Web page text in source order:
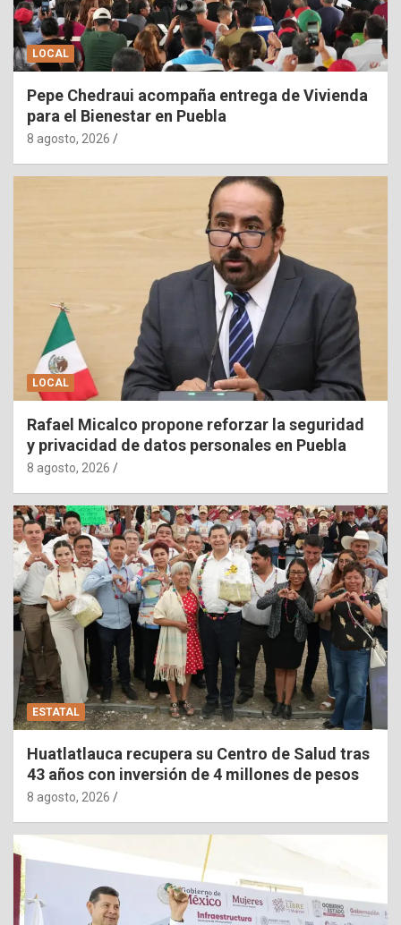
LOCAL
Pepe Chedraui acompaña entrega de Vivienda
para el Bienestar en Puebla
8 agosto, 2026
LOCAL
Rafael Micalco propone reforzar la seguridad
y privacidad de datos personales en Puebla
8 agosto, 2026
ESTATAL
Huatlatlauca recupera su Centro de Salud tras
43 años con inversión de 4 millones de pesos
8 agosto, 2026